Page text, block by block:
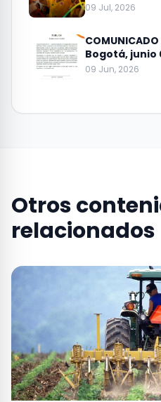
09 Jul, 2026
COMUNICADO
Bogotá, junio
09 Jun, 2026
Otros
relacionados